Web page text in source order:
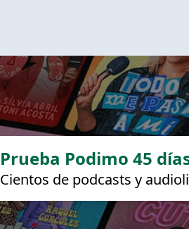
Prueba Podimo 45
Cientos de podcasts y